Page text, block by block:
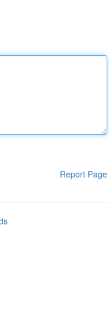
Report Page